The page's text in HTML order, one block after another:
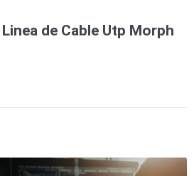
de Cable Utp Morph